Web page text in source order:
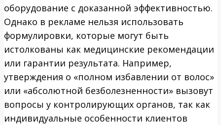
оборудование с доказанной эффективностью.
Однако в рекламе нельзя использовать
формулировки, которые могут быть
истолкованы как медицинские рекомендации
или гарантии результата. Например,
утверждения о «полном избавлении от волос»
или «абсолютной безболезненности» вызовут
вопросы у контролирующих органов, так как
индивидуальные особенности клиентов